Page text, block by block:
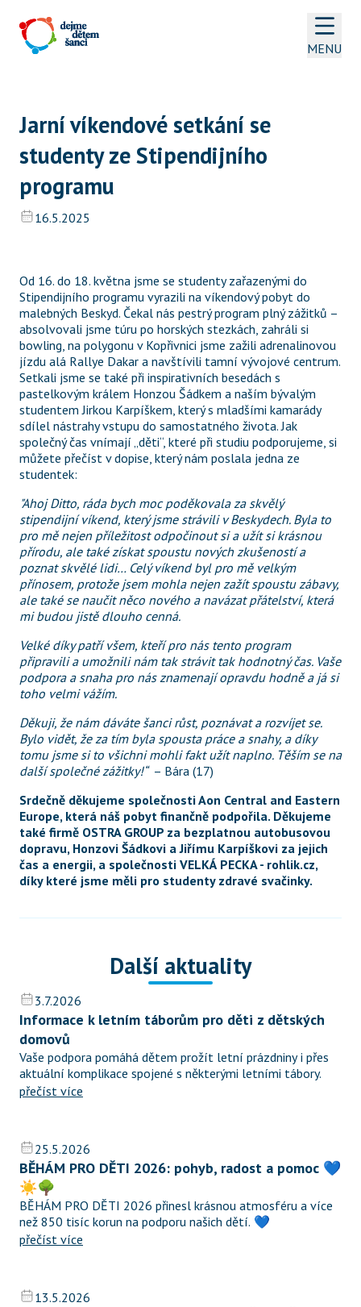
MENU
Jarní víkendové setkání se
studenty ze Stipendijního
programu
16.5.2025
Od 16. do 18. května jsme se studenty zařazenými do
Stipendijního programu vyrazili na víkendový pobyt do
malebných Beskyd. Čekal nás pestrý program plný zážitků –
absolvovali jsme túru po horských stezkách, zahráli si
bowling, na polygonu v Kopřivnici jsme zažili adrenalinovou
jízdu alá Rallye Dakar a navštívili tamní vývojové centrum.
Setkali jsme se také při inspirativních besedách s
pastelkovým králem Honzou Šádkem a naším bývalým
studentem Jirkou Karpíškem, který s mladšími kamarády
sdílel nástrahy vstupu do samostatného života. Jak
společný čas vnímají „děti“, které při studiu podporujeme, si
můžete přečíst v dopise, který nám poslala jedna ze
studentek:
"Ahoj Ditto, ráda bych moc poděkovala za skvělý
stipendijní víkend, který jsme strávili v Beskydech. Byla to
pro mě nejen příležitost odpočinout si a užít si krásnou
přírodu, ale také získat spoustu nových zkušeností a
poznat skvělé lidi… Celý víkend byl pro mě velkým
přínosem, protože jsem mohla nejen zažít spoustu zábavy,
ale také se naučit něco nového a navázat přátelství, která
mi budou jistě dlouho cenná.
Velké díky patří všem, kteří pro nás tento program
připravili a umožnili nám tak strávit tak hodnotný čas. Vaše
podpora a snaha pro nás znamenají opravdu hodně a já si
toho velmi vážím.
Děkuji, že nám dáváte šanci růst, poznávat a rozvíjet se.
Bylo vidět, že za tím byla spousta práce a snahy, a díky
tomu jsme si to všichni mohli fakt užít naplno. Těším se na
další společné zážitky!“
  – Bára (17)
Srdečně děkujeme společnosti Aon Central and Eastern
Europe, která náš pobyt finančně podpořila. Děkujeme
také firmě OSTRA GROUP za bezplatnou autobusovou
dopravu, Honzovi Šádkovi a Jiřímu Karpíškovi za jejich
čas a energii, a společnosti VELKÁ PECKA - rohlik.cz,
díky které jsme měli pro studenty zdravé svačinky.
Další aktuality
3.7.2026
Informace k letním táborům pro děti z dětských
domovů
Vaše podpora pomáhá dětem prožít letní prázdniny i přes
aktuální komplikace spojené s některými letními tábory.
přečíst více
25.5.2026
BĚHÁM PRO DĚTI 2026: pohyb, radost a pomoc 💙
☀️🌳
BĚHÁM PRO DĚTI 2026 přinesl krásnou atmosféru a více
než 850 tisíc korun na podporu našich dětí. 💙
přečíst více
13.5.2026